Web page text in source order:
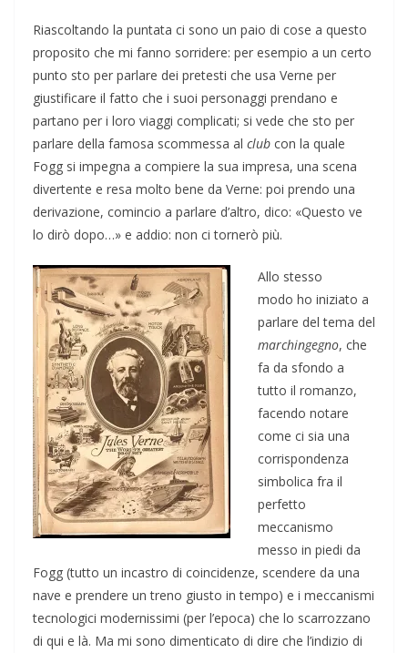
Riascoltando la puntata ci sono un paio di cose a questo
proposito che mi fanno sorridere: per esempio a un certo
punto sto per parlare dei pretesti che usa Verne per
giustificare il fatto che i suoi personaggi prendano e
partano per i loro viaggi complicati; si vede che sto per
parlare della famosa scommessa al club con la quale
Fogg si impegna a compiere la sua impresa, una scena
divertente e resa molto bene da Verne: poi prendo una
derivazione, comincio a parlare d’altro, dico: «Questo ve
lo dirò dopo…» e addio: non ci tornerò più.
Allo stesso
modo ho iniziato a
parlare del tema del
marchingegno, che
fa da sfondo a
tutto il romanzo,
facendo notare
come ci sia una
corrispondenza
simbolica fra il
perfetto
meccanismo
messo in piedi da
Fogg (tutto un incastro di coincidenze, scendere da una
nave e prendere un treno giusto in tempo) e i meccanismi
tecnologici modernissimi (per l’epoca) che lo scarrozzano
di qui e là. Ma mi sono dimenticato di dire che l’indizio di